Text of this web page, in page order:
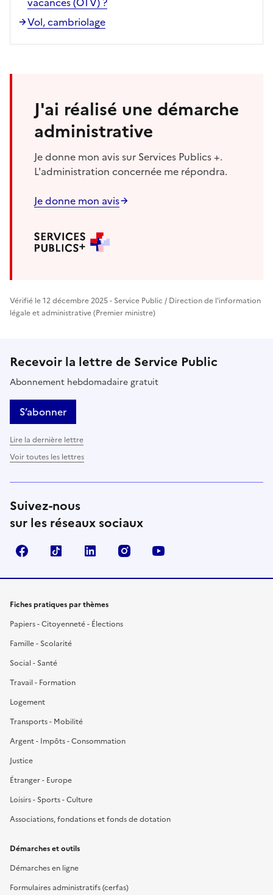
Vol, cambriolage
J'ai réalisé une démarche
administrative
Je donne mon avis sur Services Publics +.
L'administration concernée me répondra.
Je donne mon avis
Vérifié le 12 décembre 2025 - Service Public / Direction de l'information
légale et administrative (Premier ministre)
Recevoir la lettre de Service Public
Abonnement hebdomadaire gratuit
S’abonner
Lire la dernière lettre
Voir toutes les lettres
Suivez-nous
sur les réseaux sociaux
FacebookTikTok LinkedIn Instagram
Fiches pratiques par thèmes
Papiers - Citoyenneté - Élections
Famille - Scolarité
Social - Santé
Travail - Formation
Logement
Transports - Mobilité
Argent - Impôts - Consommation
Justice
Étranger - Europe
Loisirs - Sports - Culture
Associations, fondations et fonds de dotation
Démarches et outils
Démarches en ligne
Formulaires administratifs (cerfas)